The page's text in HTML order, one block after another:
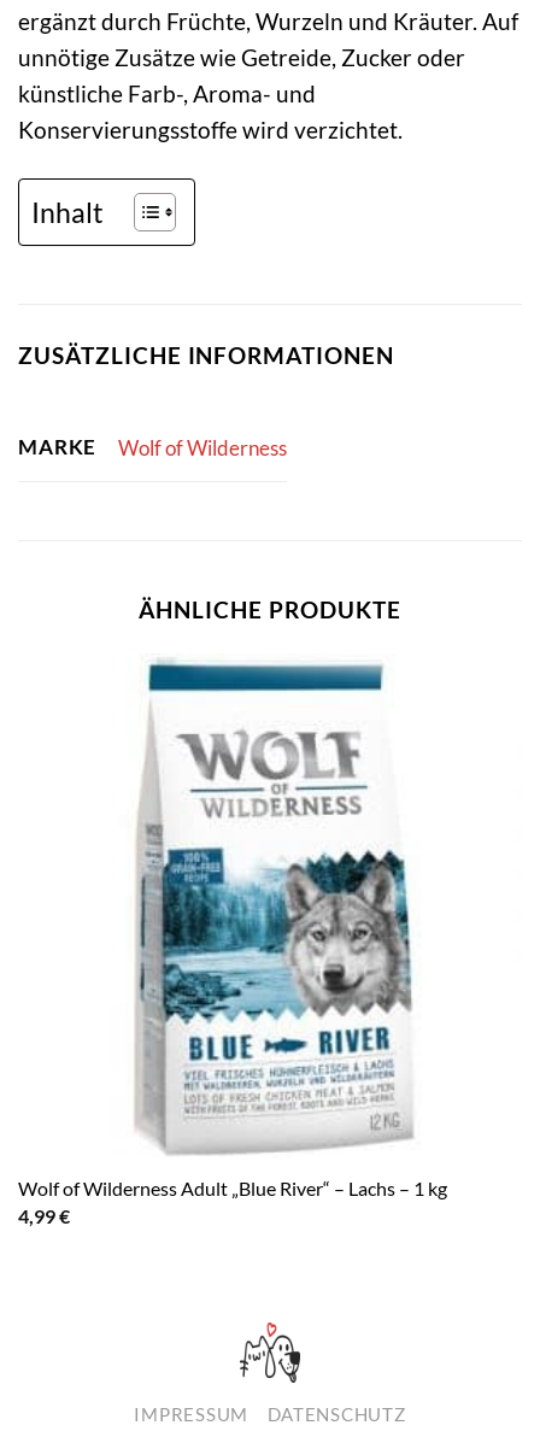
ergänzt durch Früchte, Wurzeln und Kräuter. Auf
unnötige Zusätze wie Getreide, Zucker oder
künstliche Farb-, Aroma- und
Konservierungsstoffe wird verzichtet.
Inhalt
ZUSÄTZLICHE INFORMATIONEN
MARKE Wolf of Wilderness
ÄHNLICHE PRODUKTE
Wolf of Wilderness Adult „Blue River“ – Lachs – 1 kg
4,99€
IMPRESSUM DATENSCHUTZ